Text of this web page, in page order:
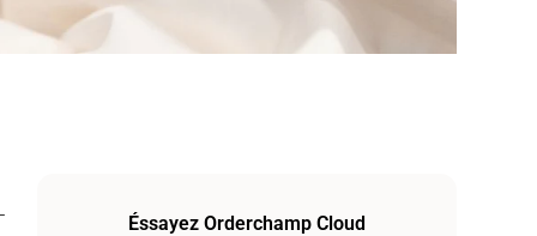
Éssayez Orderchamp Cloud